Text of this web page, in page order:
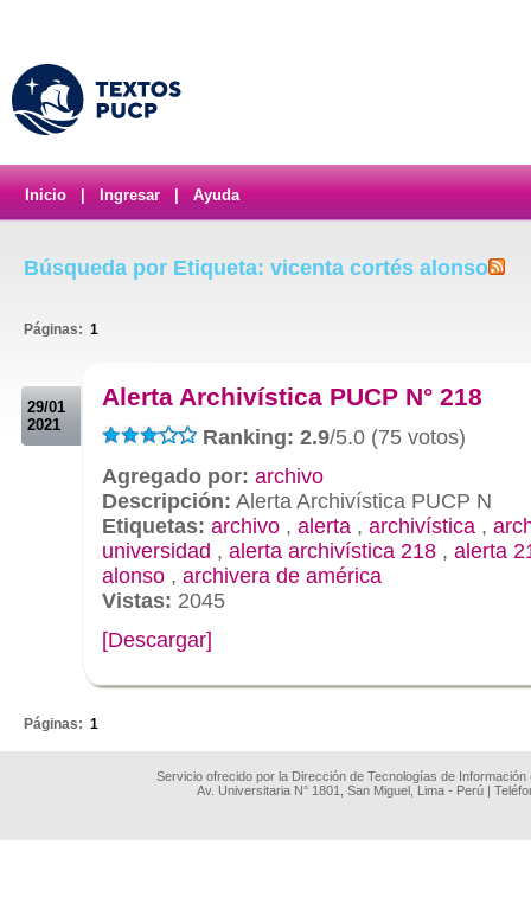
Inicio Ingresar Ayuda
Búsqueda por Etiqueta: vicenta cortés alonso
Páginas: 1
29/01
2021
Alerta Archivística PUCP N° 218
Ranking: 2.9/5.0 (75 votos)
Agregado por: archivo
Descripción: Alerta Archivística PUCP N
Etiquetas: archivo , alerta , archivística ,
universidad , alerta archivística 218 , alerta
alonso , archivera de américa
Vistas: 2045
[Descargar]
Páginas: 1
Servicio ofrecido por la Dirección de Tecnologías de
Av. Universitaria N° 1801, San Miguel, Lima - Perú |